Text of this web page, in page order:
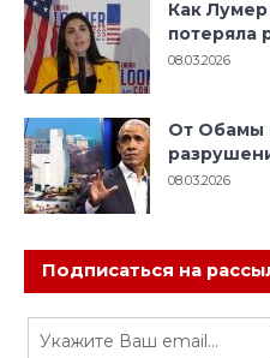
Как
потеряла
08.03.2026
От Обамы
08.03.2026
Подписаться на